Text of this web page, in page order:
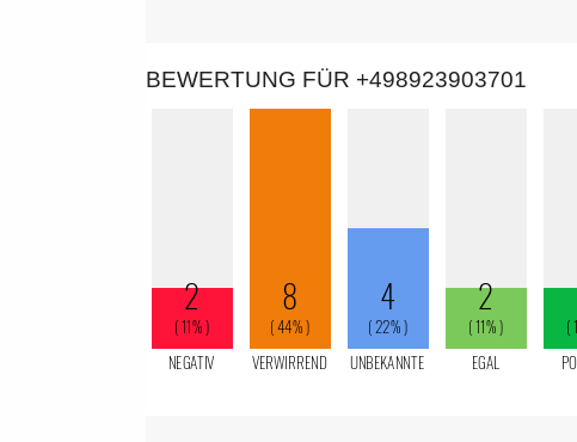
BEWERTUNG FÜR +498923903701